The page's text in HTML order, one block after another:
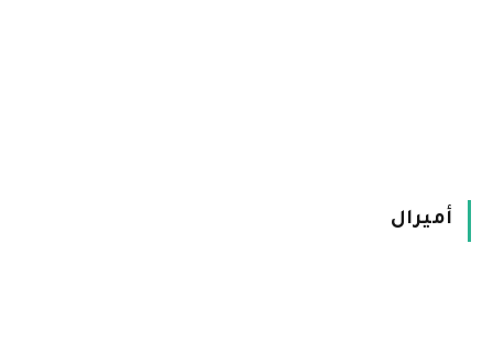
أميرال